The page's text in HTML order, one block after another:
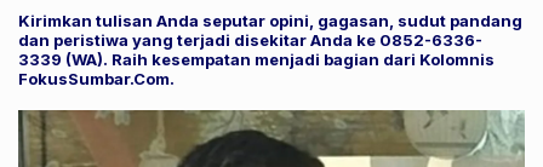
Kirimkan tulisan Anda seputar opini, gagasan, sudut pandang
dan peristiwa yang terjadi disekitar Anda ke 0852-6336-
3339 (WA). Raih kesempatan menjadi bagian dari Kolomnis
FokusSumbar.Com.